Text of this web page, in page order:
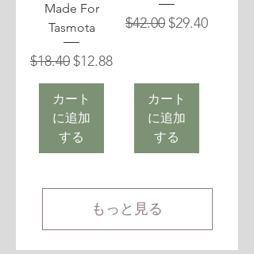
Made For
Tasmota
通常価格
$18.40 セール価格
$12.88
カート
に追加
する
通常価格
$42.00 セール価格
$29.40
カート
に追加
する
もっと見る